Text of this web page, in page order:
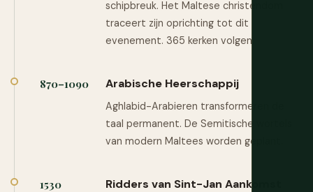
schipbreuk. Het Maltese christendom
traceert zijn oprichting tot dit
evenement. 365 kerken volgen.
870–1090 Arabische Heerschappij
Aghlabid-Arabieren transformeren de
taal permanent. De Semitische wortels
van modern Maltees worden geplant.
1530 Ridders van Sint-Jan Aankomst